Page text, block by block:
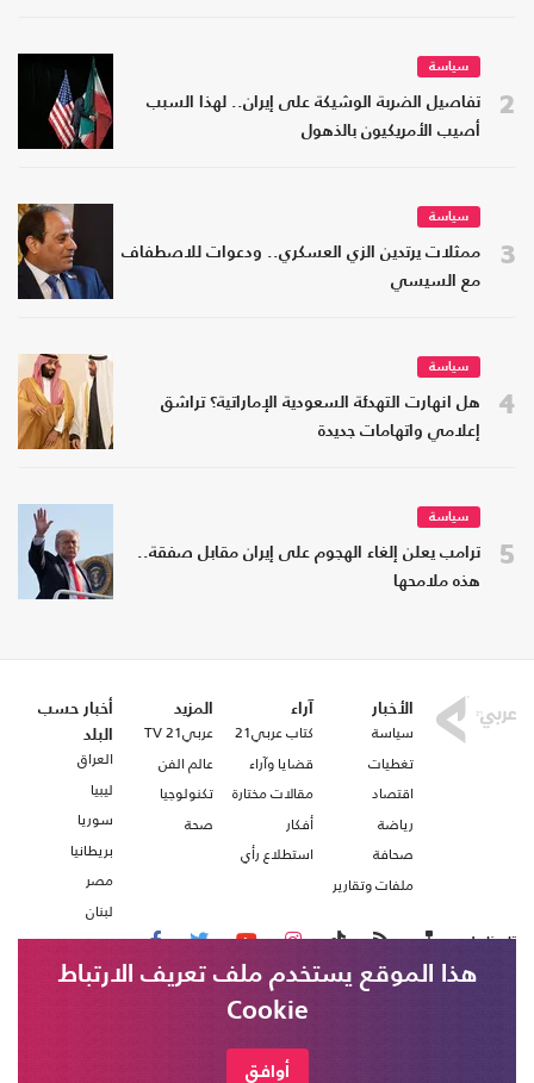
2
سياسة
تفاصيل الضربة الوشيكة على إيران.. لهذا السبب
أصيب الأمريكيون بالذهول
3
سياسة
ممثلات يرتدين الزي العسكري.. ودعوات للاصطفاف
مع السيسي
4
سياسة
هل انهارت التهدئة السعودية الإماراتية؟ تراشق
إعلامي واتهامات جديدة
5
سياسة
ترامب يعلن إلغاء الهجوم على إيران مقابل صفقة..
هذه ملامحها
الأخبار
سياسة
تغطيات
اقتصاد
رياضة
صحافة
ملفات وتقارير
آراء
كتاب عربي21
قضايا وآراء
مقالات مختارة
أفكار
استطلاع رأي
المزيد
عربي21 TV
عالم الفن
تكنولوجيا
صحة
أخبار حسب
البلد
العراق
ليبيا
سوريا
بريطانيا
مصر
لبنان
تابعنا على
هذا الموقع يستخدم ملف تعريف الارتباط
Cookie
أوافق